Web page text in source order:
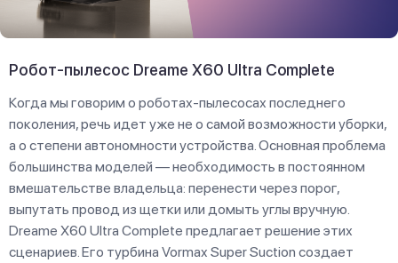
Робот-пылесос Dreame X60 Ultra Complete
Когда мы говорим о роботах-пылесосах последнего
поколения, речь идет уже не о самой возможности уборки,
а о степени автономности устройства. Основная проблема
большинства моделей — необходимость в постоянном
вмешательстве владельца: перенести через порог,
выпутать провод из щетки или домыть углы вручную.
Dreame X60 Ultra Complete предлагает решение этих
сценариев. Его турбина Vormax Super Suction создает